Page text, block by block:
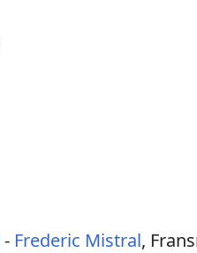
- Frederic Mistral,